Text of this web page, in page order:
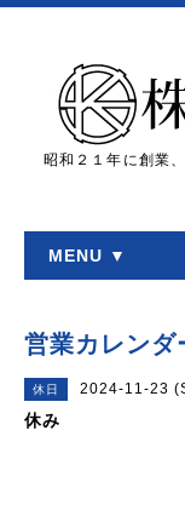
昭和２１年に創業
MENU ▼
営業カレンダ
休日 2024-11-23
休み